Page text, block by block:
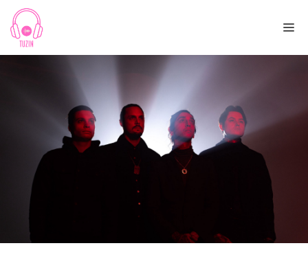
Skip
content